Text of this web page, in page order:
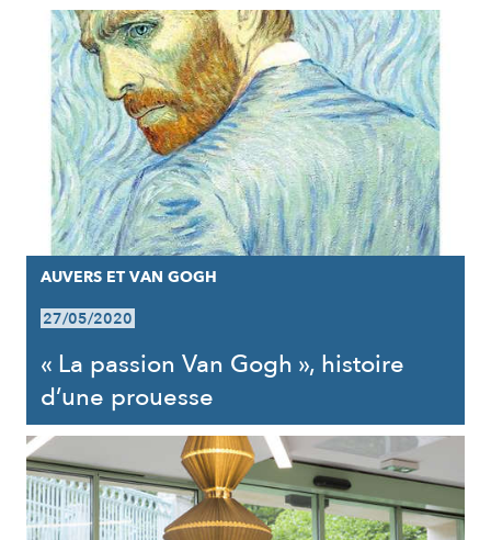
AUVERS ET VAN GOGH
27/05/2020
« La passion Van Gogh », histoire
d’une prouesse